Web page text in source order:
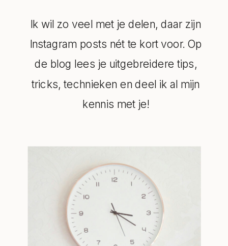
Ik wil zo veel met je delen, daar zijn
Instagram posts nét te kort voor. Op
de blog lees je uitgebreidere tips,
tricks, technieken en deel ik al mijn
kennis met je!